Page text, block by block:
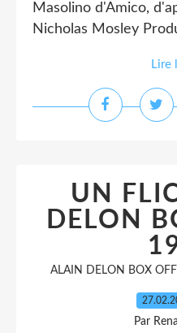
Masolino d'Amico,
Nicholas Mosley
Lire
UN
DELON
ALAIN DELON BOX
Par